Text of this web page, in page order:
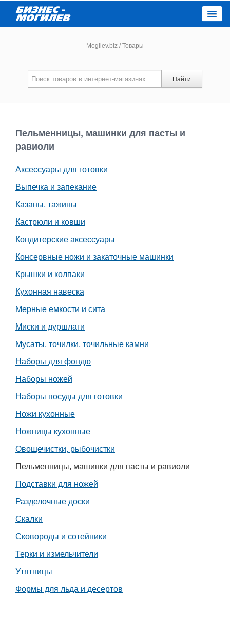
Новости компаний
Каталог
Афиша
Объявления
Транспорт
Погода
Курсы валют
Mogilev.biz /Товары
Найти
Пельменницы, машинки для пасты и
равиоли
Аксессуары для готовки
Выпечка и запекание
Казаны, тажины
Кастрюли и ковши
Кондитерские аксессуары
Консервные ножи и закаточные машинки
Крышки и колпаки
Кухонная навеска
Мерные емкости и сита
Миски и дуршлаги
Мусаты, точилки, точильные камни
Наборы для фондю
Наборы ножей
Наборы посуды для готовки
Ножи кухонные
Ножницы кухонные
Овощечистки, рыбочистки
Пельменницы, машинки для пасты и равиоли
Подставки для ножей
Разделочные доски
Скалки
Сковороды и сотейники
Терки и измельчители
Утятницы
Формы для льда и десертов